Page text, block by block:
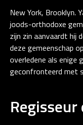
New York, Brooklyn.
joods-orthodoxe
zijn zin aanvaardt hij
deze gemeenschap
overledene als enige
geconfronteerd met